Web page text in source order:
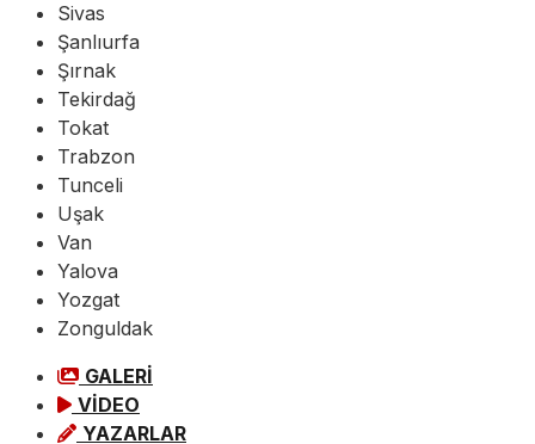
Sivas
Şanlıurfa
Şırnak
Tekirdağ
Tokat
Trabzon
Tunceli
Uşak
Van
Yalova
Yozgat
Zonguldak
GALERİ
VİDEO
YAZARLAR